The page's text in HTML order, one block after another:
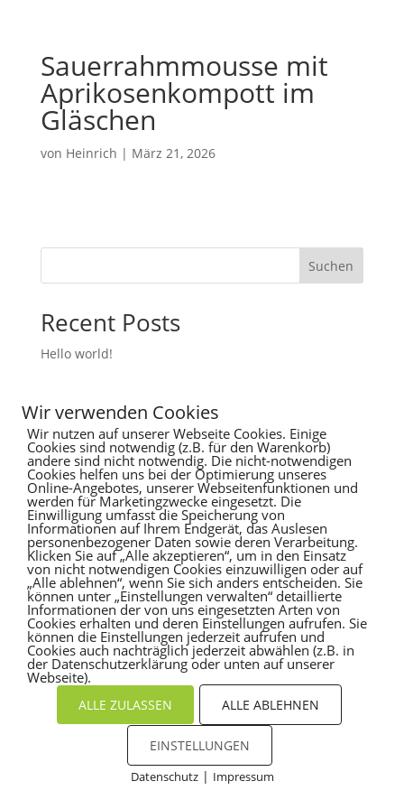
Sauerrahmmousse mit
Aprikosenkompott im
Gläschen
von Heinrich | März 21, 2026
Suchen
Recent Posts
Hello world!
Recent Comments
Es sind keine Kommentare vorhanden.
Wir verwenden Cookies
Wir nutzen auf unserer Webseite Cookies. Einige
Cookies sind notwendig (z.B. für den Warenkorb)
andere sind nicht notwendig. Die nicht-notwendigen
Cookies helfen uns bei der Optimierung unseres
Online-Angebotes, unserer Webseitenfunktionen und
werden für Marketingzwecke eingesetzt. Die
Einwilligung umfasst die Speicherung von
Informationen auf Ihrem Endgerät, das Auslesen
personenbezogener Daten sowie deren Verarbeitung.
Klicken Sie auf „Alle akzeptieren“, um in den Einsatz
von nicht notwendigen Cookies einzuwilligen oder auf
„Alle ablehnen“, wenn Sie sich anders entscheiden. Sie
können unter „Einstellungen verwalten“ detaillierte
Informationen der von uns eingesetzten Arten von
Cookies erhalten und deren Einstellungen aufrufen. Sie
können die Einstellungen jederzeit aufrufen und
Cookies auch nachträglich jederzeit abwählen (z.B. in
der Datenschutzerklärung oder unten auf unserer
Webseite).
ALLE ZULASSEN ALLE ABLEHNEN
EINSTELLUNGEN
Datenschutz| Impressum